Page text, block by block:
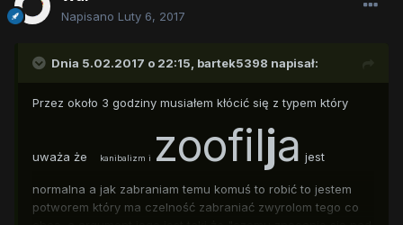
Napisano Luty 6, 2017
Dnia 5.02.2017 o 22:15, bartek5398 napisał:
Przez około 3 godziny musiałem kłócić się z typem który
uważa że kanibalizm i zoofilja jest
normalna a jak zabraniam temu komuś to robić to jestem
potworem który ma czelność zabraniać zwyrolom tego co